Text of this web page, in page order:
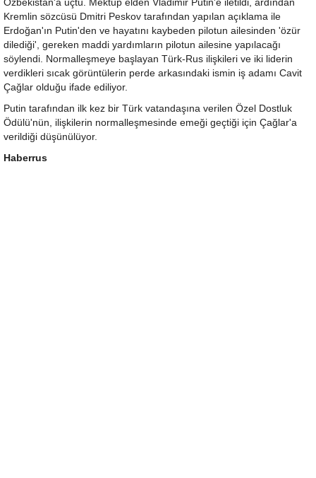
Özbekistan'a uçtu. Mektup elden Vladimir Putin'e iletildi, ardından
Kremlin sözcüsü Dmitri Peskov tarafından yapılan açıklama ile
Erdoğan'ın Putin'den ve hayatını kaybeden pilotun ailesinden 'özür
dilediği', gereken maddi yardımların pilotun ailesine yapılacağı
söylendi. Normalleşmeye başlayan Türk-Rus ilişkileri ve iki liderin
verdikleri sıcak görüntülerin perde arkasındaki ismin iş adamı Cavit
Çağlar olduğu ifade ediliyor.
Putin tarafından ilk kez bir Türk vatandaşına verilen Özel Dostluk
Ödülü'nün, ilişkilerin normalleşmesinde emeği geçtiği için Çağlar'a
verildiği düşünülüyor.
Haberrus